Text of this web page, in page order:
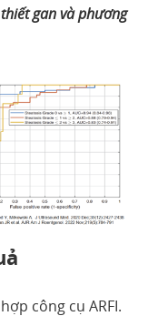
gan và phương
công cụ ARFI.